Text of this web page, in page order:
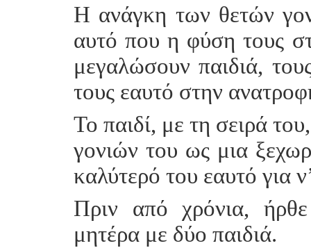
Η ανάγκη των θετών
αυτό που η φύση τους
μεγαλώσουν παιδιά,
τους εαυτό στην
Το παιδί, με τη σειρά
γονιών του ως μια
καλύτερό του εαυτό για
Πριν από χρόνια,
μητέρα με δύο παιδιά.